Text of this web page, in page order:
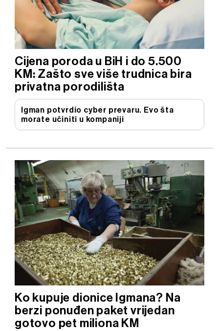
Cijena poroda u BiH i do 5.500
KM: Zašto sve više trudnica bira
privatna porodilišta
Igman potvrdio cyber prevaru. Evo šta
morate učiniti u kompaniji
Ko kupuje dionice Igmana? Na
berzi ponuđen paket vrijedan
gotovo pet miliona KM